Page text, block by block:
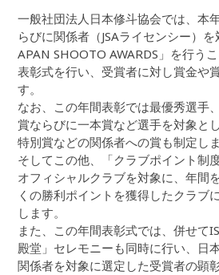
一般社団法人日本修斗協会では、本
らびに関係者（JSAライセンシー）
APAN SHOOTO AWARDS」を行う
表彰式を行い、受賞者に対し賞金や
す。
なお、この年間表彰では最優秀選手
賞ならびに一本賞など選手を対象と
特別賞などの関係者への賞も制定しま
そしてこの他、「クラブポイント制
オフィシャルクラブを対象に、年間
くの勝利ポイントを獲得したクラブ
します。
また、この年間表彰式では、併せて
殿堂」セレモニーも同時に行い、日
関係者を対象に選定した受賞者の顕